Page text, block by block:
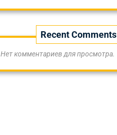
Recent Comments
Нет комментариев для просмотра.